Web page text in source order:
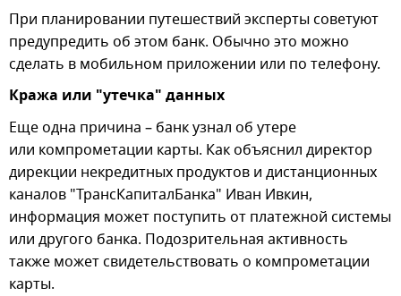
При планировании путешествий эксперты советуют
предупредить об этом банк. Обычно это можно
сделать в мобильном приложении или по телефону.
Кража или "утечка" данных
Еще одна причина – банк узнал об утере
или компрометации карты. Как объяснил директор
дирекции некредитных продуктов и дистанционных
каналов "ТрансКапиталБанка" Иван Ивкин,
информация может поступить от платежной системы
или другого банка. Подозрительная активность
также может свидетельствовать о компрометации
карты.